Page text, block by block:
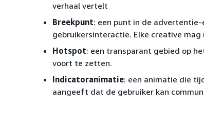
verhaal vertelt
Breekpunt: een punt in de
gebruikersinteractie. Elke creative
Hotspot: een transparant gebied op
voort te zetten.
Indicatoranimatie: een animatie die
aangeeft dat de gebruiker kan